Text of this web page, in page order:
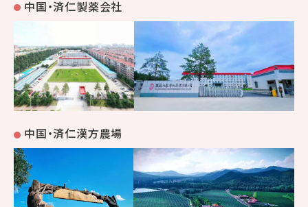
中国・済仁製薬会社
中国・済仁漢方農場